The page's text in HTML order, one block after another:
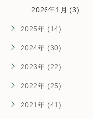
2026年1月 (3)
2025年 (14)
2024年 (30)
2023年 (22)
2022年 (25)
2021年 (41)